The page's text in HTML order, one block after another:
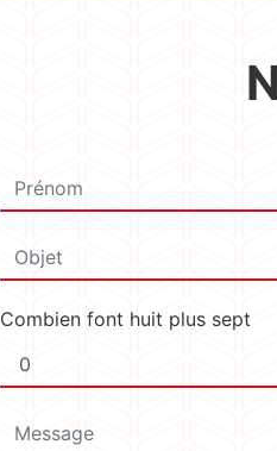
Combien font huit plus sept